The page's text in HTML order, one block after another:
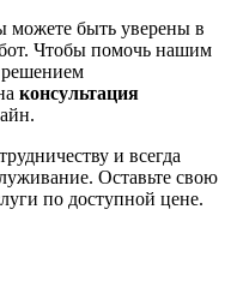
быть уверены в
Чтобы помочь нашим
решением
консультация
и всегда
Оставьте свою
по доступной цене.